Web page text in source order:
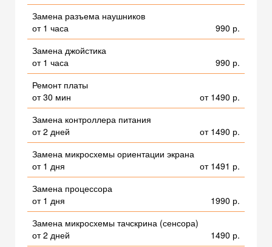
Замена разъема наушников
от 1 часа
990 р.
Замена джойстика
от 1 часа
990 р.
Ремонт платы
от 30 мин
от 1490 р.
Замена контроллера питания
от 2 дней
от 1490 р.
Замена микросхемы ориентации экрана
от 1 дня
от 1491 р.
Замена процессора
от 1 дня
1990 р.
Замена микросхемы тачскрина (сенсора)
от 2 дней
1490 р.